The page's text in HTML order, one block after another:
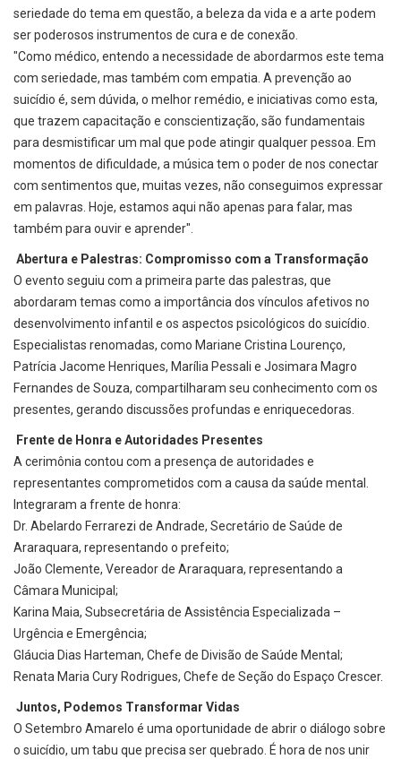
seriedade do tema em questão, a beleza da vida e a arte podem
ser poderosos instrumentos de cura e de conexão.
"Como médico, entendo a necessidade de abordarmos este tema
com seriedade, mas também com empatia. A prevenção ao
suicídio é, sem dúvida, o melhor remédio, e iniciativas como esta,
que trazem capacitação e conscientização, são fundamentais
para desmistificar um mal que pode atingir qualquer pessoa. Em
momentos de dificuldade, a música tem o poder de nos conectar
com sentimentos que, muitas vezes, não conseguimos expressar
em palavras. Hoje, estamos aqui não apenas para falar, mas
também para ouvir e aprender".
Abertura e Palestras: Compromisso com a Transformação
O evento seguiu com a primeira parte das palestras, que
abordaram temas como a importância dos vínculos afetivos no
desenvolvimento infantil e os aspectos psicológicos do suicídio.
Especialistas renomadas, como Mariane Cristina Lourenço,
Patrícia Jacome Henriques, Marília Pessali e Josimara Magro
Fernandes de Souza, compartilharam seu conhecimento com os
presentes, gerando discussões profundas e enriquecedoras.
Frente de Honra e Autoridades Presentes
A cerimônia contou com a presença de autoridades e
representantes comprometidos com a causa da saúde mental.
Integraram a frente de honra:
Dr. Abelardo Ferrarezi de Andrade, Secretário de Saúde de
Araraquara, representando o prefeito;
João Clemente, Vereador de Araraquara, representando a
Câmara Municipal;
Karina Maia, Subsecretária de Assistência Especializada –
Urgência e Emergência;
Gláucia Dias Harteman, Chefe de Divisão de Saúde Mental;
Renata Maria Cury Rodrigues, Chefe de Seção do Espaço Crescer.
Juntos, Podemos Transformar Vidas
O Setembro Amarelo é uma oportunidade de abrir o diálogo sobre
o suicídio, um tabu que precisa ser quebrado. É hora de nos unir